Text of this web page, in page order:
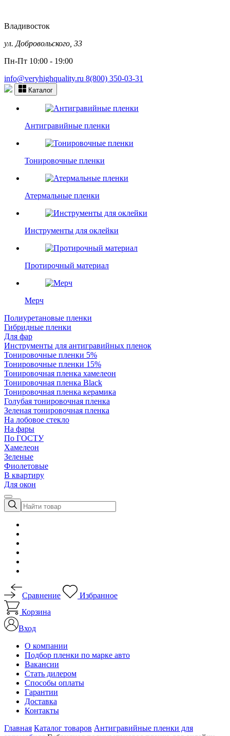
Владивосток
ул. Добровольского, 33
Пн-Пт 10:00 - 19:00
info@veryhighquality.ru 8(800) 350-03-31
Каталог
Антигравийные пленки
Тонировочные пленки
Атермальные пленки
Инструменты для оклейки
Протирочный материал
Мерч
Полиуретановые пленки
Гибридные пленки
Для фар
Инструменты для антигравийных пленок
Тонировочные пленки 5%
Тонировочные пленки 15%
Тонировочная пленка хамелеон
Тонировочная пленка Black
Тонировочная пленка керамика
Голубая тонировочная пленка
Зеленая тонировочная пленка
На лобовое стекло
На фары
По ГОСТУ
Хамелеон
Зеленые
Фиолетовые
В квартиру
Для окон
Сравнение
Избранное
Корзина
Вход
О компании
Подбор пленки по марке авто
Вакансии
Стать дилером
Способы оплаты
Гарантии
Доставка
Контакты
Главная Каталог товаров Антигравийные пленки для